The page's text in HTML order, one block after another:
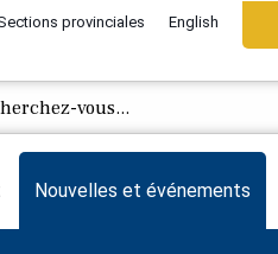
provinciales English
Nouvelles et événements